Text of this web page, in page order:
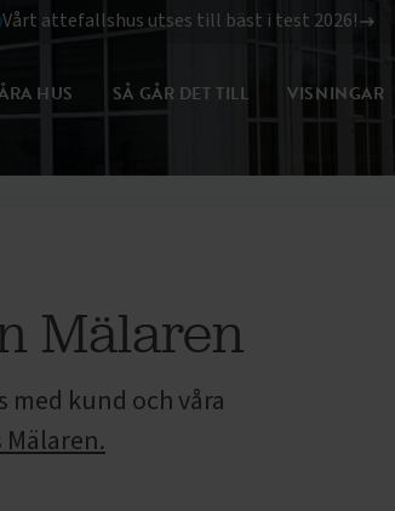
Vårt attefallshus utses till bäst i test 2026!
HUS SÅ GÅR DET TILL VISNINGAR
Mälaren
med kund och våra